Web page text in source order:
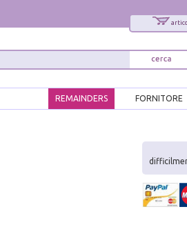
FORNITORE
REMAINDERS
Interessato ai
Allora iscriviti alla nostra
Sarai informato delle
comunque cancellarti